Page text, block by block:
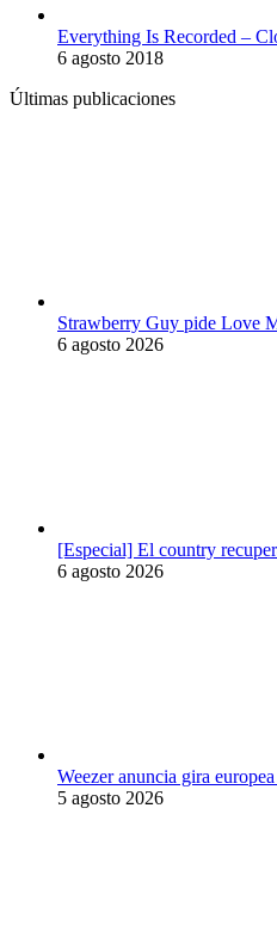
Everything Is Recorded –
6 agosto 2018
Últimas publicaciones
Strawberry Guy pide Love
6 agosto 2026
[Especial] El country
6 agosto 2026
Weezer anuncia gira
5 agosto 2026